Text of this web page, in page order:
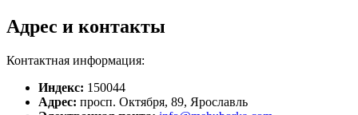
Адрес и контакты
Контактная информация:
Индекс: 150044
Адрес: просп. Октября, 89, Ярославль